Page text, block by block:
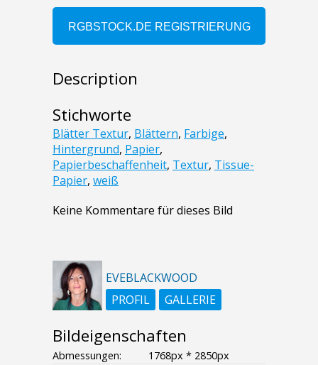
Description
Stichworte
Blätter Textur, Blättern, Farbige,
Hintergrund, Papier,
Papierbeschaffenheit, Textur, Tissue-
Papier, weiß
Keine Kommentare für dieses Bild
EVEBLACKWOOD
PROFIL
GALLERIE
Bildeigenschaften
Abmessungen:
1768px * 2850px